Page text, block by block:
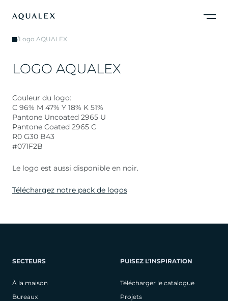
/Logo AQUALEX
LOGO AQUALEX
Couleur du logo:
C 96% M 47% Y 18% K 51%
Pantone Uncoated 2965 U
Pantone Coated 2965 C
R0 G30 B43
#071F2B
Le logo est aussi disponible en noir.
Téléchargez notre pack de logos
SECTEURS
À la maison
Bureaux
PUISEZ L’INSPIRATION
Télécharger le catalogue
Projets